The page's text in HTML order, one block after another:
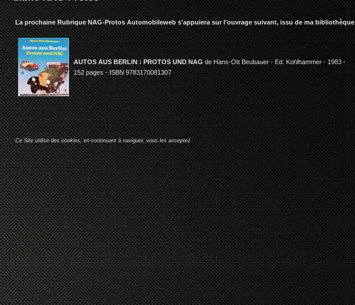
La prochaine Rubrique NAG-Protos Automobileweb s'appuiera sur l'ouvrage suivant, issu de ma bibliothèque
AUTOS AUS BERLIN : PROTOS UND NAGde Hans-Ott Beubauer - Ed. Kohlhammer - 1983 -
152 pages - ISBN 9783170081307
Ce Site utilise des cookies, en continuant à naviguer, vous les acceptez